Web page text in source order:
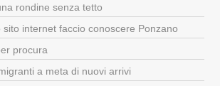
rondine senza tetto
sito internet faccio conoscere Ponzano
procura
a meta di nuovi arrivi